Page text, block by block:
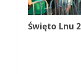
Święto Lnu